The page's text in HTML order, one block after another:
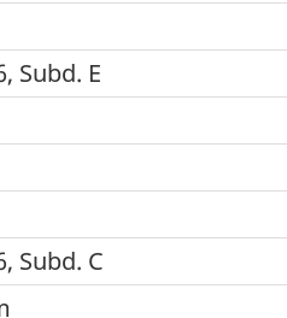
Subd. E
Subd. C